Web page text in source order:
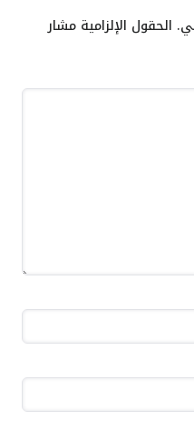
الحقول الإلزامية مشار